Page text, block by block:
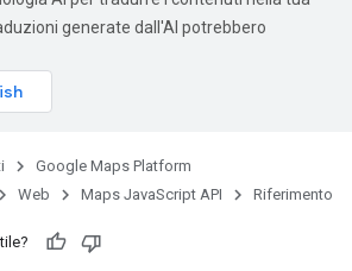
generate dall'AI potrebbero
Google Maps Platform
Web Maps JavaScript API Riferimento